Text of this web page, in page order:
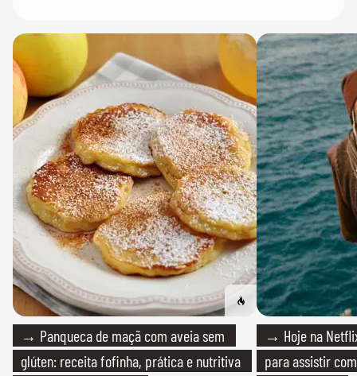
→ Panqueca de maçã com aveia sem
glúten: receita fofinha, prática e nutritiva
→ Hoje na
para assistir